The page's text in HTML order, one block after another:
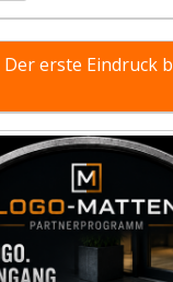
erste Eindruck